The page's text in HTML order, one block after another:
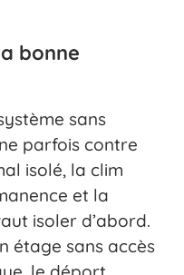
bonne
sans
parfois contre
isolé, la clim
et la
isoler d’abord.
étage sans accès